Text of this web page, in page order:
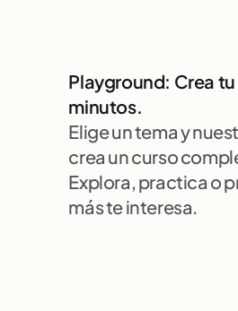
Playground: Crea
minutos.
Elige un tema y
crea un curso
Explora, practica o
más te interesa.